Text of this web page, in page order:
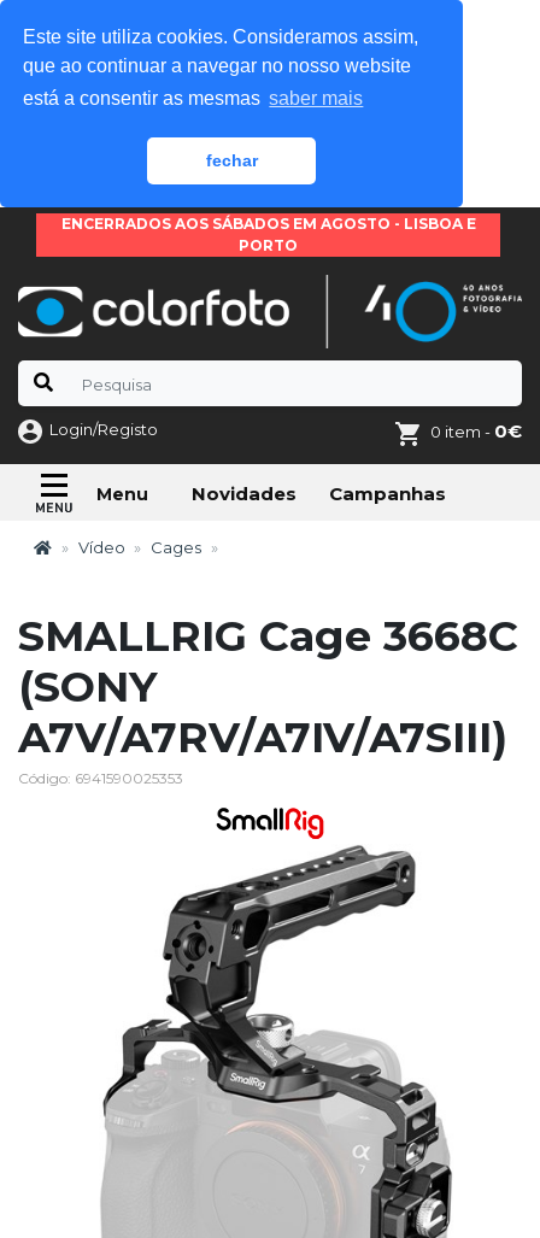
Este site utiliza cookies. Consideramos assim,
que ao continuar a navegar no nosso website
está a consentir as mesmas saber mais
fechar
ENCERRADOS AOS SÁBADOS EM AGOSTO - LISBOA E
PORTO
Login/Registo 0 item - 0€
Menu Novidades Campanhas
Vídeo Cages
SMALLRIG Cage 3668C
(SONY
A7V/A7RV/A7IV/A7SIII)
Código: 6941590025353